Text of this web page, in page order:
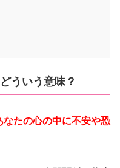
ういう意味？
たの心の中に不安や恐